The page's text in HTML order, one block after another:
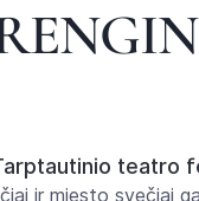
teatro
ir miesto svečiai